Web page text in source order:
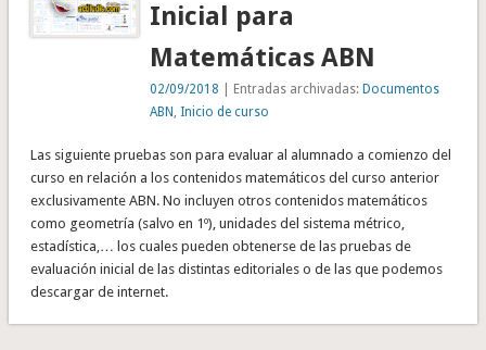
Inicial para
Matemáticas ABN
02/09/2018 | Entradas archivadas: Documentos
ABN , Inicio de curso
Las siguiente pruebas son para evaluar al alumnado a comienzo del
curso en relación a los contenidos matemáticos del curso anterior
exclusivamente ABN. No incluyen otros contenidos matemáticos
como geometría (salvo en 1º), unidades del sistema métrico,
estadística,… los cuales pueden obtenerse de las pruebas de
evaluación inicial de las distintas editoriales o de las que podemos
descargar de internet.